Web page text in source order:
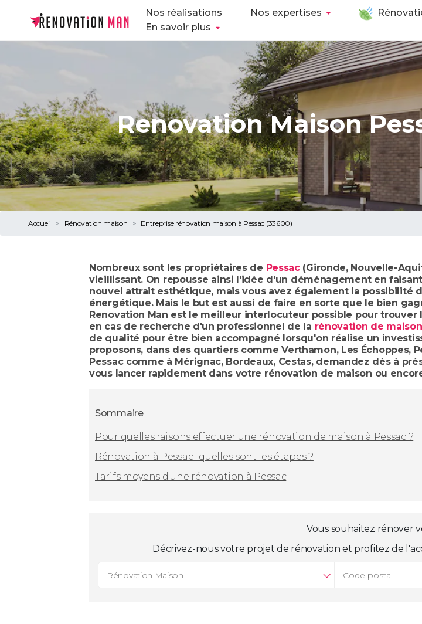
Nos réalisations Nos expertises
En savoir plus
Renovation Maison
Accueil Rénovation maison Entreprise rénovation maison à Pessac (33600)
Nombreux sont les propriétaires de Pessac(Gironde, Nouvelle-
vieillissant. On repousse ainsi l'idée d'un déménagement en
nouvel attrait esthétique, mais vous avez également la possibilité
énergétique. Mais le but est aussi de faire en sorte que le bien
Renovation Man est le meilleur interlocuteur possible pour
en cas de recherche d'un professionnel de la rénovation de maison
de qualité pour être bien accompagné lorsqu'on réalise un
proposons, dans des quartiers comme Verthamon, Les Échoppes,
Pessac comme à Mérignac, Bordeaux, Cestas, demandez dès à
vous lancer rapidement dans votre rénovation de maison ou
Sommaire
Pour quelles raisons effectuer une rénovation de maison à Pessac ?
Rénovation à Pessac : quelles sont les étapes ?
Tarifs moyens d'une rénovation à Pessac
Vous souhaitez rénover
Décrivez-nous votre projet de rénovation et profitez de
Rénovation Maison